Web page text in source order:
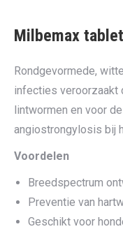
Milbemax
Rondgevormede,
infecties veroorzaakt
lintwormen en voor
angiostrongylosis bij
Voordelen
Breedspectrum
Preventie van
Geschikt voor